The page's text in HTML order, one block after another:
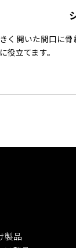
く開いた間口に
役立てます。
製品